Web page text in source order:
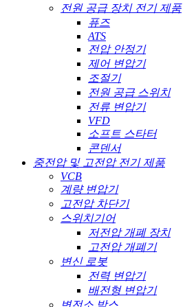
전원 공급 장치 전기 제품
퓨즈
ATS
전압 안정기
제어 변압기
조절기
전원 공급 스위치
전류 변압기
VFD
소프트 스타터
콘덴서
중전압 및 고전압 전기 제품
VCB
계량 변압기
고전압 차단기
스위치기어
저전압 개폐 장치
고전압 개폐기
변신 로봇
전력 변압기
배전형 변압기
변전소 박스